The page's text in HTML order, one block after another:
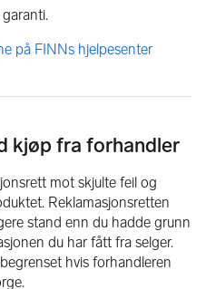
på FINNs hjelpesenter
kjøp fra forhandler
mot skjulte feil og
Reklamasjonsretten
stand enn du hadde grunn
du har fått fra selger.
hvis forhandleren